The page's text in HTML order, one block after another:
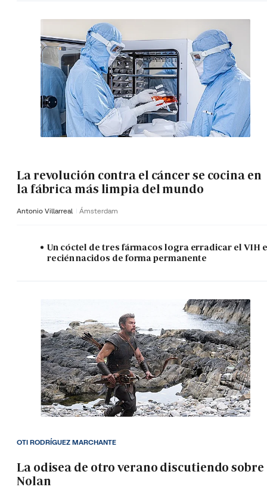
La revolución contra el cáncer se cocina en
la fábrica más limpia del mundo
Antonio Villarreal Ámsterdam
Un cóctel de tres fármacos logra erradicar el VIH
recién nacidos de forma permanente
La odisea de otro verano discutiendo sobre
Nolan
OTI RODRÍGUEZ MARCHANTE